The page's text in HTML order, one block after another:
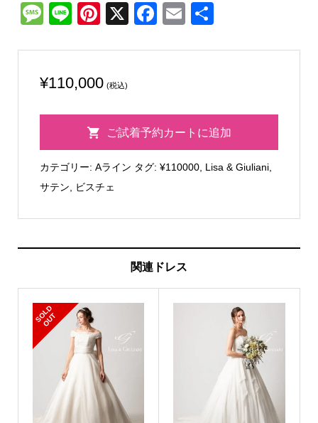
Message
LinePinterest
X Facebook
Email
¥110,000 (税込)
Giuliani
ヴ
ご試着予約カートに追加
カテゴリー: Aライン タグ: ¥110000, Lisa & Giuliani,
サテン
ビスチェ
関連ドレス
S
O
L
D
O
U
T